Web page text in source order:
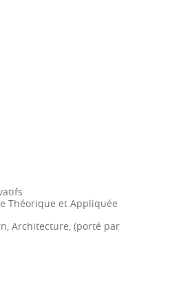
Théorique et Appliquée
Architecture, (porté par